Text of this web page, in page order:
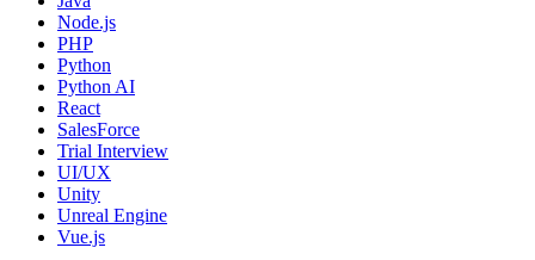
Node.js
PHP
Python
Python AI
React
SalesForce
Trial Interview
UI/UX
Unity
Unreal Engine
Vue.js